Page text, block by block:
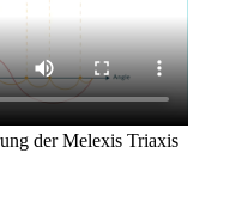
der Melexis Triaxis